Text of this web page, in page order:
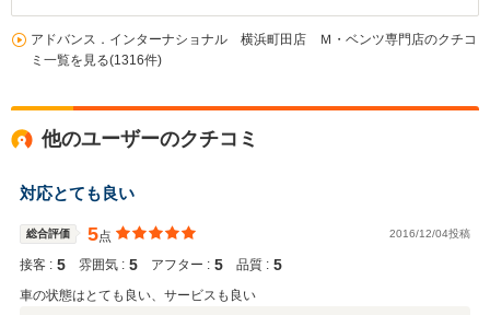
アドバンス．インターナショナル 横浜町田店 Ｍ・ベンツ専門店のクチコ
ミ一覧を見る(1316件)
他のユーザーのクチコミ
対応とても良い
総合評価 5点 2016/12/04投稿
接客 : 5 雰囲気 : 5 アフター : 5 品質 : 5
車の状態はとても良い、サービスも良い